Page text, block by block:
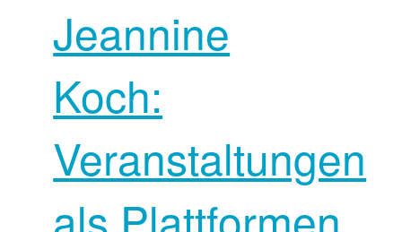
Jeannine
Koch:
Veranstaltungen